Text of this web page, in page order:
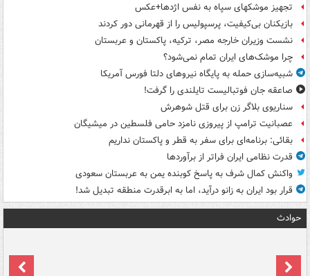
تجهیز موشکهای سپاه به نفس اژدها+عکس
بازیکنان بی‌کیفیت، پرسپولیس را از قهرمانی دور کردند
نشست وزیران خارجه مصر، ترکیه، پاکستان و عربستان
چرا موشک‌های ایران تمام نمی‌شود؟
شبیه‌سازی حمله به پایگاه نیروهای دلتا فورس آمریکا
صاعقه جان فوتبالیست تایلندی را گرفت!
سناریوی بلاگر زن برای قتل شوهرش
عصبانیت ترامپ از پیروزی نامزد حامی فلسطین در میشیگان
بقائی: برنامه‌ای برای سفر به قطر و پاکستان نداریم
قدرت نظامی ایران فراتر از برآوردها
واکنش کمال شرف به پاسخ کوبنده یمن به عربستان سعودی
قرار بود ایران به زانو درآید، اما به ابرقدرت منطقه تبدیل شد!
حوادث